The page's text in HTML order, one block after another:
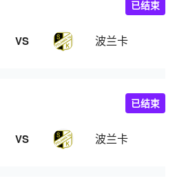
VS 波兰卡
已结束
VS 波兰卡
已结束